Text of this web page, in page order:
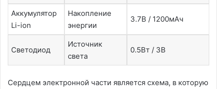
Аккумулятор
Li-ion
Накопление
энергии
3.7В / 1200мАч
Светодиод
Источник
света
0.5Вт / 3В
Сердцем электронной части является схема, в которую